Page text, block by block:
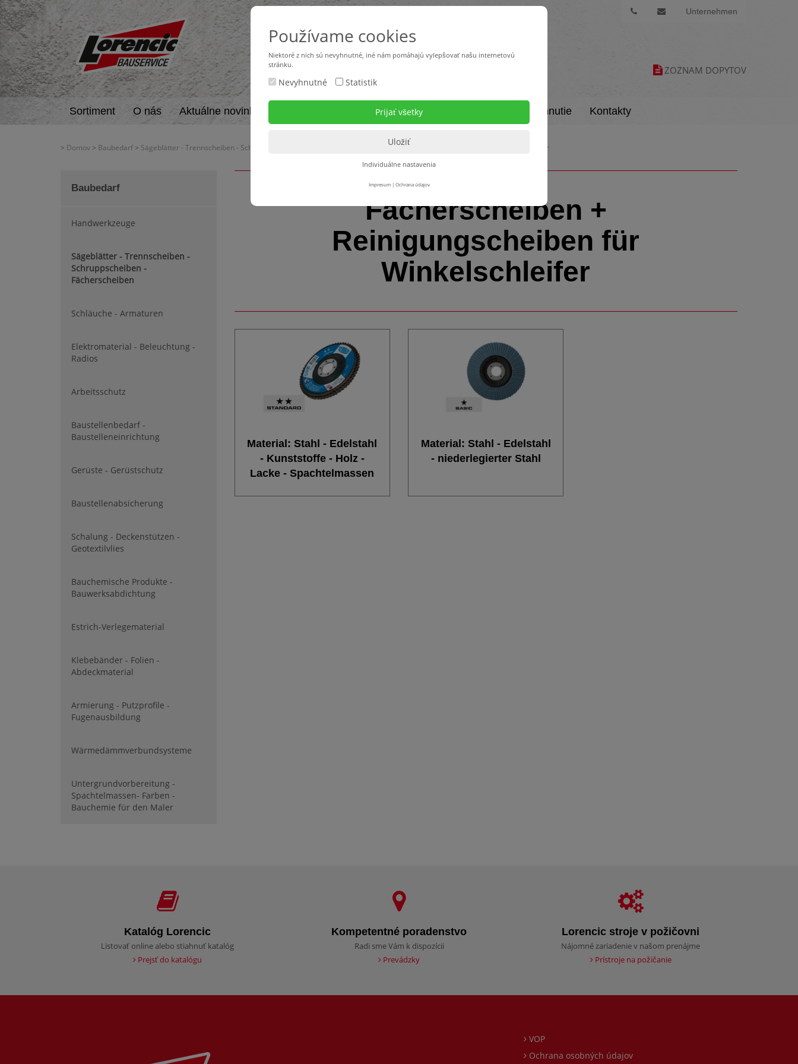
Unternehmen
ZOZNAM DOPYTOV
Sortiment O nás Aktuálne novinky Stroje v požičovni Na stiahnutie Kontakty
> Domov > Baubedarf > Sägeblätter - Trennscheiben - Schruppscheiben - Fächerscheiben > Fächerscheiben + Reinigungscheiben für Winkelschleifer
Baubedarf
Handwerkzeuge
Sägeblätter - Trennscheiben -
Schruppscheiben -
Fächerscheiben
Schläuche - Armaturen
Elektromaterial - Beleuchtung -
Radios
Arbeitsschutz
Baustellenbedarf -
Baustelleneinrichtung
Gerüste - Gerüstschutz
Baustellenabsicherung
Schalung - Deckenstützen -
Geotextilvlies
Bauchemische Produkte -
Bauwerksabdichtung
Estrich-Verlegematerial
Klebebänder - Folien -
Abdeckmaterial
Armierung - Putzprofile -
Fugenausbildung
Wärmedämmverbundsysteme
Untergrundvorbereitung -
Spachtelmassen- Farben -
Bauchemie für den Maler
Fächerscheiben +
Reinigungscheiben für
Winkelschleifer
Material: Stahl - Edelstahl
- Kunststoffe - Holz -
Lacke - Spachtelmassen
Material: Stahl - Edelstahl
- niederlegierter Stahl
Katalóg Lorencic
Listovať online alebo stiahnuť katalóg
Prejsť do katalógu
Kompetentné poradenstvo
Radi sme Vám k dispozícii
Prevádzky
Lorencic stroje v požičovni
Nájomné zariadenie v našom prenájme
Prístroje na požičanie
VOP
Ochrana osobných údajov
Používame cookies
Niektoré z nich sú nevyhnutné, iné nám pomáhajú vylepšovať našu internetovú
stránku.
Nevyhnutné Statistik
Individuálne nastavenia
Impresum| Ochrana údajov